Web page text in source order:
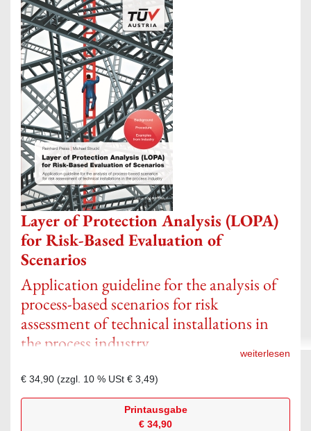
Layer of Protection Analysis (LOPA)
for Risk-Based Evaluation of
Scenarios
Application guideline for the analysis of
process-based scenarios for risk
assessment of technical installations in
the process industry
with consistent and robust results, an Austrian working group
with participants from authorities, industry and risk experts
established this guideline.
weiterlesen
€ 34,90 (zzgl. 10 % USt € 3,49)
Printausgabe
€ 34,90